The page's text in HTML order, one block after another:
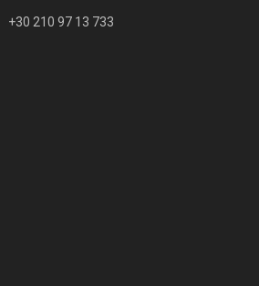
+30 210 97 13 733